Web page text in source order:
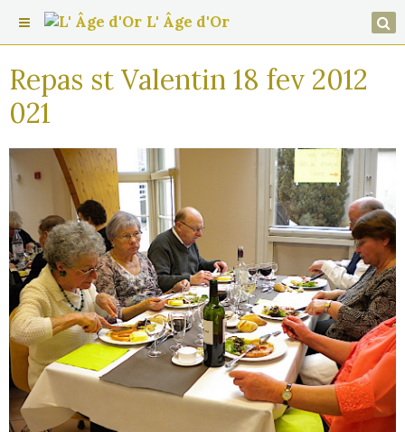
L' Âge d'Or
Repas st Valentin 18 fev 2012
021